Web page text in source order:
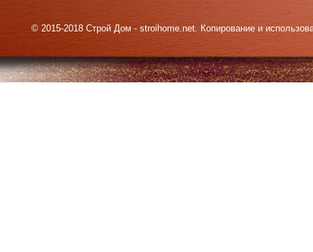
© 2015-2018 Строй Дом - stroihome.net. Копирование и